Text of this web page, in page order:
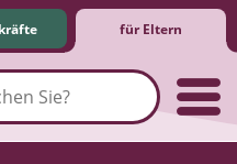
für Eltern